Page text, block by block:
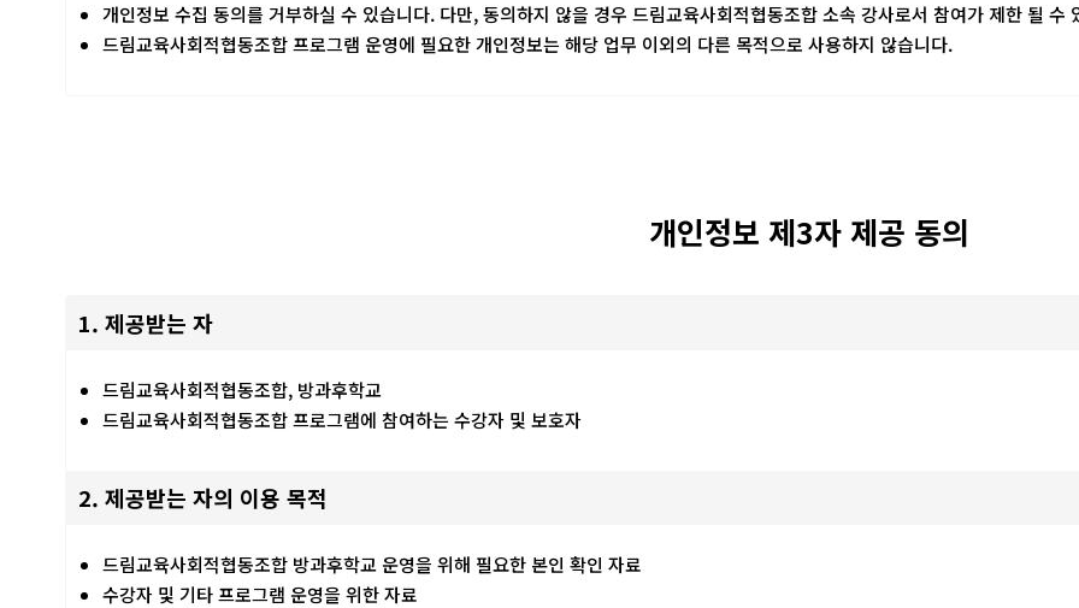
개인정보 수집 동의를 거부하실 수 있습니다. 다만, 동의하지 않을 경우 드림교육사회적협동조합 소속 강사로서 참여가 제한 될 수
드림교육사회적협동조합 프로그램 운영에 필요한 개인정보는 해당 업무 이외의 다른 목적으로 사용하지 않습니다.
개인정보 제3자 제공 동의
1. 제공받는 자
드림교육사회적협동조합, 방과후학교
드림교육사회적협동조합 프로그램에 참여하는 수강자 및 보호자
2. 제공받는 자의 이용 목적
드림교육사회적협동조합 방과후학교 운영을 위해 필요한 본인 확인 자료
수강자 및 기타 프로그램 운영을 위한 자료